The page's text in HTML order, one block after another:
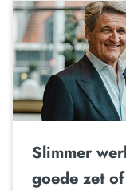
Slimmer
goede zet